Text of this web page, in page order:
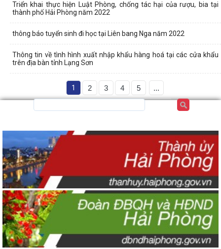
Triển khai thực hiện Luật Phòng, chống tác hại của rượu, bia tại
thành phố Hải Phòng năm 2022
thông báo tuyển sinh đi học tại Liên bang Nga năm 2022
Thông tin về tình hình xuất nhập khẩu hàng hoá tại các cửa khẩu
trên địa bàn tỉnh Lạng Sơn
1 2 3 4 5 ...